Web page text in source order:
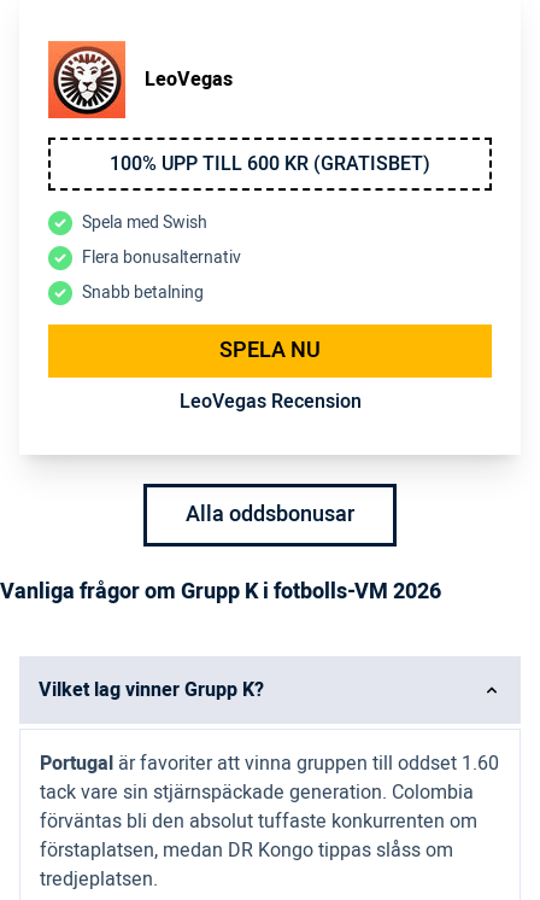
LeoVegas
100% UPP TILL 600 KR (GRATISBET)
Spela med Swish
Flera bonusalternativ
Snabb betalning
SPELA NU
LeoVegas Recension
Alla oddsbonusar
Vanliga frågor om Grupp K i fotbolls-VM 2026
Vilket lag vinner Grupp K?
Portugal är favoriter att vinna gruppen till oddset 1.60
tack vare sin stjärnspäckade generation. Colombia
förväntas bli den absolut tuffaste konkurrenten om
förstaplatsen, medan DR Kongo tippas slåss om
tredjeplatsen.